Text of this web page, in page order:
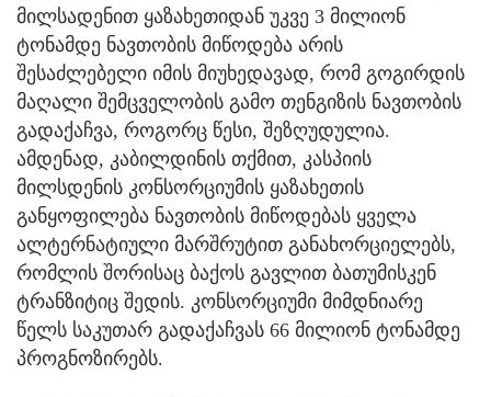
მილსადენით ყაზახეთიდან უკვე 3 მილიონ
ტონამდე ნავთობის მიწოდება არის
შესაძლებელი იმის მიუხედავად, რომ გოგირდის
მაღალი შემცველობის გამო თენგიზის ნავთობის
გადაქაჩვა, როგორც წესი, შეზღუდულია.
ამდენად, კაბილდინის თქმით, კასპიის
მილსდენის კონსორციუმის ყაზახეთის
განყოფილება ნავთობის მიწოდებას ყველა
ალტერნატიული მარშრუტით განახორციელებს,
რომლის შორისაც ბაქოს გავლით ბათუმისკენ
ტრანზიტიც შედის. კონსორციუმი მიმდნიარე
წელს საკუთარ გადაქაჩვას 66 მილიონ ტონამდე
პროგნოზირებს.